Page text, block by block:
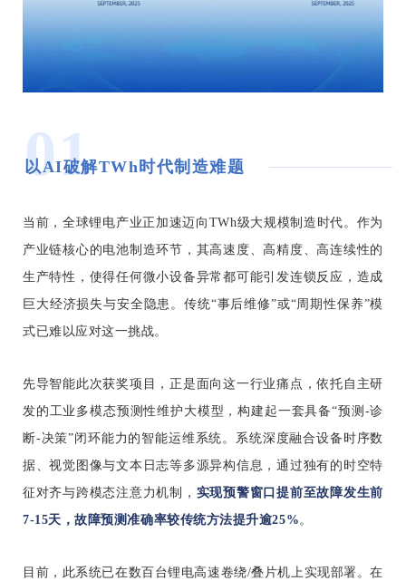
01
以AI破解TWh时代制造难题
当前，全球锂电产业正加速迈向TWh级大规模制造时代。作为
产业链核心的电池制造环节，其高速度、高精度、高连续性的
生产特性，使得任何微小设备异常都可能引发连锁反应，造成
巨大经济损失与安全隐患。传统“事后维修”或“周期性保养”模
式已难以应对这一挑战。
先导智能此次获奖项目，正是面向这一行业痛点，依托自主研
发的工业多模态预测性维护大模型，构建起一套具备“预测-诊
断-决策”闭环能力的智能运维系统。系统深度融合设备时序数
据、视觉图像与文本日志等多源异构信息，通过独有的时空特
征对齐与跨模态注意力机制， 实现预警窗口提前至故障发生前
7-15天，故障预测准确率较传统方法提升逾25%。
目前，此系统已在数百台锂电高速卷绕/叠片机上实现部署。在